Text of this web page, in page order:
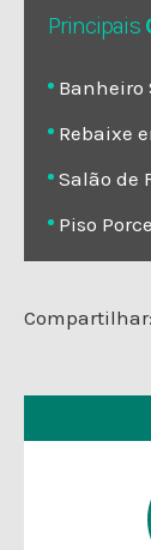
Principais
Banheiro
Rebaixe
Salão de
Piso
Compartilhar: